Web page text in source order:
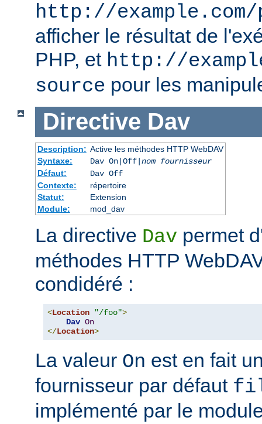
http://example.com/
afficher le résultat de
PHP, et http://
source pour les
Directive Dav
Description: Active les méthodes HTTP WebDAV
Syntaxe:
Dav On|Off| nom fournisseur
Défaut:
Dav Off
Contexte:
répertoire
Statut:
Extension
Module:
mod_dav
La directive Dav permet
méthodes HTTP
condidéré :
<Location "/foo">
Dav On
</Location>
La valeur On est en fait
fournisseur par défaut
implémenté par le